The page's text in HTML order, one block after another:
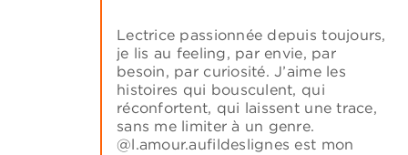
Lectrice passionnée depuis toujours,
je lis au feeling, par envie, par
besoin, par curiosité. J’aime les
histoires qui bousculent, qui
réconfortent, qui laissent une trace,
sans me limiter à un genre.
@l.amour.aufildeslignes est mon